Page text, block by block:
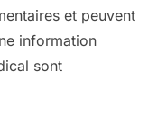
et peuvent
information
sont